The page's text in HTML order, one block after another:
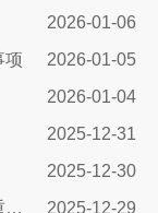
2026-01-06
项
2026-01-05
2026-01-04
2025-12-31
2025-12-30
德国化工展会展服务厂家：展览服务的重要性及选择指南
2025-12-29